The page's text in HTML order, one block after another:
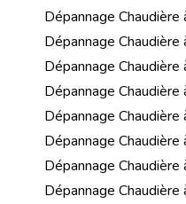
Dépannage Chaudière
Dépannage Chaudière
Dépannage
Dépannage Chaudière
Dépannage Chaudière
Dépannage
Dépannage Chaudière
Dépannage Chaudière